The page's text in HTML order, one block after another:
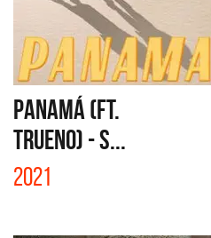
PANAMÁ (FT.
TRUENO) - S...
2021